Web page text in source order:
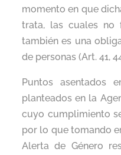
momento en que
trata, las cuales no
también es una
de personas (Art. 41,
Puntos asentados
planteados en la
cuyo cumplimiento
por lo que tomando
Alerta de Género